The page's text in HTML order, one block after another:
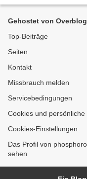
Gehostet von Overblog
Top-Beiträge
Seiten
Kontakt
Missbrauch melden
Servicebedingungen
Cookies und persönliche
Cookies-Einstellungen
Das Profil von
sehen